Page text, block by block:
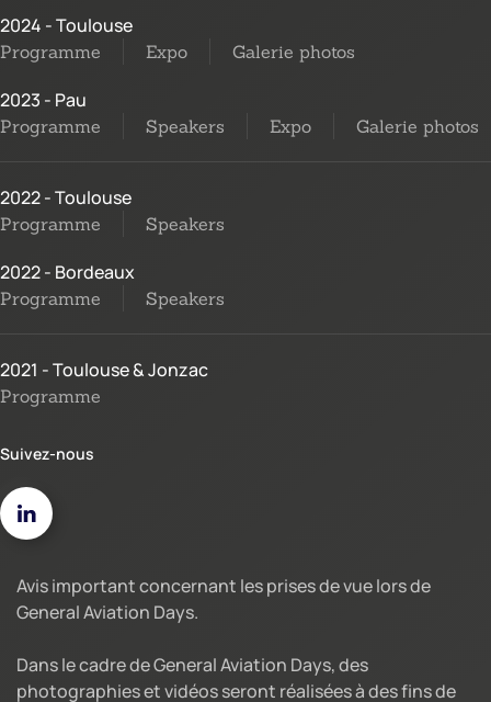
2024 - Toulouse
Programme Expo Galerie photos
2023 - Pau
Programme Speakers Expo Galerie photos
2022 - Toulouse
Programme Speakers
2022 - Bordeaux
Programme Speakers
2021 - Toulouse & Jonzac
Programme
Suivez-nous
Avis important concernant les prises de vue lors de
General Aviation Days.
Dans le cadre de General Aviation Days, des
photographies et vidéos seront réalisées à des fins de